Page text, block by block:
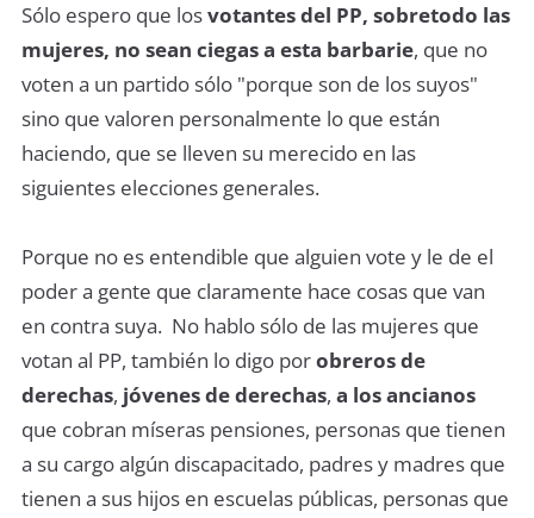
Sólo espero que losvotantes del PP, sobretodo las
mujeres, no sean ciegas a esta barbarie, que no
voten a un partido sólo "porque son de los suyos"
sino que valoren personalmente lo que están
haciendo, que se lleven su merecido en las
siguientes elecciones generales.
Porque no es entendible que alguien vote y le de el
poder a gente que claramente hace cosas que van
en contra suya. No hablo sólo de las mujeres que
votan al PP, también lo digo porobreros de
derechas, jóvenes de derechas, a los ancianos
que cobran míseras pensiones, personas que tienen
a su cargo algún discapacitado, padres y madres que
tienen a sus hijos en escuelas públicas, personas que